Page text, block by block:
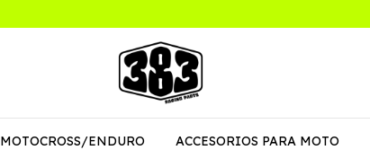
MOTOCROSS/ENDURO ACCESORIOS PARA MOTO